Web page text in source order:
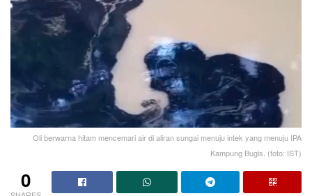
Oli berwarna hitam mencemari air di aliran sungai menuju intek yang menuju IPA
Kampung Bugis. (foto: IST)
0